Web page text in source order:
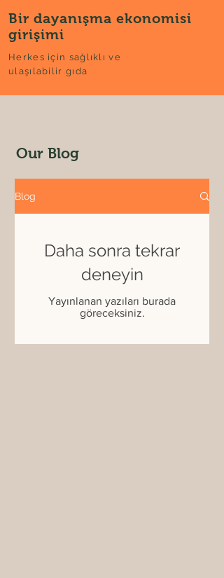
Bir dayanışma ekonomisi
girişimi
Herkes için sağlıklı ve
ulaşılabilir gıda
Our Blog
Blog
Daha sonra tekrar
deneyin
Yayınlanan yazıları burada
göreceksiniz.